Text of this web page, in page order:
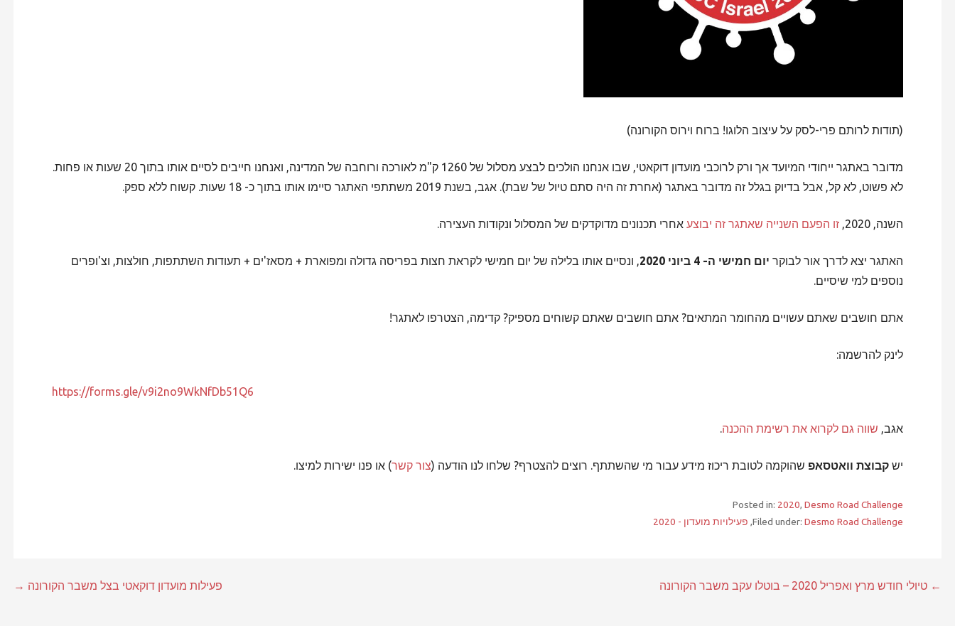
(תודות לרותם פרי-לסק על עיצוב הלוגו! ברוח וירוס הקורונה)
מדובר באתגר ייחודי המיועד אך ורק לרוכבי מועדון דוקאטי, שבו אנחנו הולכים לבצע מסלול של 1260 ק"מ לאורכה ורוחבה של המדינה, ואנחנו חייבים לסיים אותו בתוך 20 שעות או פחות.
לא פשוט, לא קל, אבל בדיוק בגלל זה מדובר באתגר (אחרת זה היה סתם טיול של שבת). אגב, בשנת 2019 משתתפי האתגר סיימו אותו בתוך כ- 18 שעות. קשוח ללא ספק.
השנה, 2020, זו הפעם השנייה שאתגר זה יבוצעאחרי תכנונים מדוקדקים של המסלול ונקודות העצירה.
האתגר יצא לדרך אור לבוקר יום חמישי ה- 4 ביוני 2020
, ונסיים אותו בלילה של יום חמישי לקראת חצות בפריסה גדולה ומפוארת + מסאז'ים + תעודות השתתפות, חולצות, וצ'ופרים
נוספים למי שיסיים.
אתם חושבים שאתם עשויים מהחומר המתאים? אתם חושבים שאתם קשוחים מספיק? קדימה, הצטרפו לאתגר!
לינק להרשמה:
https://forms.gle/v9i2no9WkNfDb51Q6
אגב, שווה גם לקרוא את רשימת ההכנה.
יש קבוצת וואטסאפ שהוקמה לטובת ריכוז מידע עבור מי שהשתתף. רוצים להצטרף? שלחו לנו הודעה (צור קשר) או פנו ישירות למיצו.
Posted in: 2020,Desmo Road Challenge
Filed under:Desmo Road Challenge
, פעילויות מועדון - 2020
ניווט
← טיולי חודש מרץ ואפריל 2020 – בוטלו עקב משבר הקורונה פעילות מועדון דוקאטי בצל משבר הקורונה →